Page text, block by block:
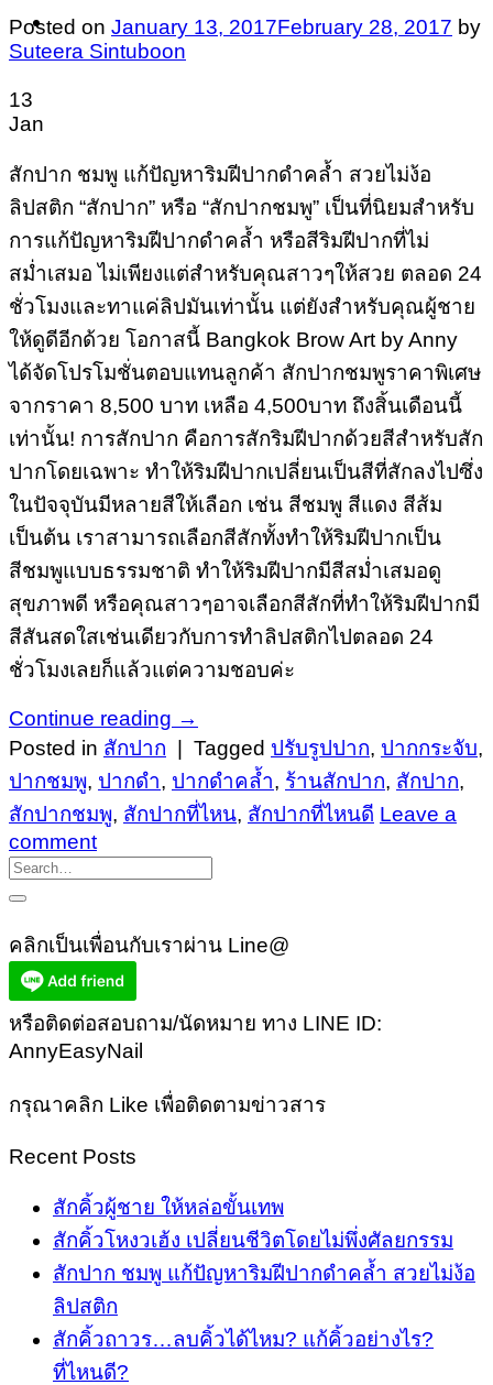
Posted on January 13, 2017February 28, 2017 by
Suteera Sintuboon
13
Jan
สักปาก ชมพู แก้ปัญหาริมฝีปากดำคล้ำ สวยไม่ง้อ
ลิปสติก “สักปาก” หรือ “สักปากชมพู” เป็นที่นิยมสำหรับ
การแก้ปัญหาริมฝีปากดำคล้ำ หรือสีริมฝีปากที่ไม่
สม่ำเสมอ ไม่เพียงแต่สำหรับคุณสาวๆให้สวย ตลอด 24
ชั่วโมงและทาแค่ลิปมันเท่านั้น แต่ยังสำหรับคุณผู้ชาย
ให้ดูดีอีกด้วย โอกาสนี้ Bangkok Brow Art by Anny
ได้จัดโปรโมชั่นตอบแทนลูกค้า สักปากชมพูราคาพิเศษ
จากราคา 8,500 บาท เหลือ 4,500บาท ถึงสิ้นเดือนนี้
เท่านั้น! การสักปาก คือการสักริมฝีปากด้วยสีสำหรับสัก
ปากโดยเฉพาะ ทำให้ริมฝีปากเปลี่ยนเป็นสีที่สักลงไปซึ่ง
ในปัจจุบันมีหลายสีให้เลือก เช่น สีชมพู สีแดง สีส้ม
เป็นต้น เราสามารถเลือกสีสักทั้งทำให้ริมฝีปากเป็น
สีชมพูแบบธรรมชาติ ทำให้ริมฝีปากมีสีสม่ำเสมอดู
สุขภาพดี หรือคุณสาวๆอาจเลือกสีสักที่ทำให้ริมฝีปากมี
สีสันสดใสเช่นเดียวกับการทำลิปสติกไปตลอด 24
ชั่วโมงเลยก็แล้วแต่ความชอบค่ะ
Continue reading →
Posted in สักปาก Tagged ปรับรูปปาก, ปากกระจับ,
ปากชมพู, ปากดำ, ปากดำคล้ำ, ร้านสักปาก, สักปาก,
สักปากชมพู, สักปากที่ไหน, สักปากที่ไหนดี Leave a
comment
คลิกเป็นเพื่อนกับเราผ่าน Line@
หรือติดต่อสอบถาม/นัดหมาย ทาง LINE ID:
AnnyEasyNail
กรุณาคลิก Like เพื่อติดตามข่าวสาร
Recent Posts
สักคิ้วผู้ชาย ให้หล่อขั้นเทพ
สักคิ้วโหงวเฮ้ง เปลี่ยนชีวิตโดยไม่พึ่งศัลยกรรม
สักปาก ชมพู แก้ปัญหาริมฝีปากดำคล้ำ สวยไม่ง้อ
ลิปสติก
สักคิ้วถาวร…ลบคิ้วได้ไหม? แก้คิ้วอย่างไร?
ที่ไหนดี?